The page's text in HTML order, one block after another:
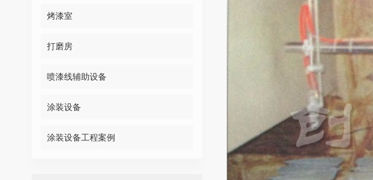
烤漆室
打磨房
喷漆线辅助设备
涂装设备
涂装设备工程案例